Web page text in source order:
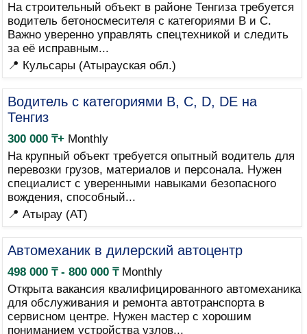
На строительный объект в районе Тенгиза требуется
водитель бетоносмесителя с категориями B и C.
Важно уверенно управлять спецтехникой и следить
за её исправным...
📍 Кульсары (Атырауская обл.)
Водитель с категориями B, C, D, DE на
Тенгиз
300 000 ₸+Monthly
На крупный объект требуется опытный водитель для
перевозки грузов, материалов и персонала. Нужен
специалист с уверенными навыками безопасного
вождения, способный...
📍 Атырау (AT)
Автомеханик в дилерский автоцентр
498 000 ₸ - 800 000 ₸Monthly
Открыта вакансия квалифицированного автомеханика
для обслуживания и ремонта автотранспорта в
сервисном центре. Нужен мастер с хорошим
пониманием устройства узлов...